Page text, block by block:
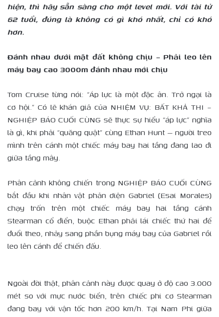
hiện, thì hãy sẵn sàng cho một level mới. Với tài tử
62 tuổi, đúng là không có gì khó nhất, chỉ có khó
hơn.
Đánh nhau dưới mặt đất không chịu – Phải leo lên
máy bay cao 3000m đánh nhau mới chịu
Tom Cruise từng nói: “Áp lực là một đặc ân. Trở ngại là
cơ hội.” Có lẽ khán giả của NHIỆM VỤ: BẤT KHẢ THI –
NGHIỆP BÁO CUỐI CÙNG sẽ thực sự hiểu “áp lực” nghĩa
là gì, khi phải “quăng quật” cùng Ethan Hunt — người treo
mình trên cánh một chiếc máy bay hai tầng đang lao đi
giữa tầng mây.
Phân cảnh không chiến trong NGHIỆP BÁO CUỐI CÙNG
bắt đầu khi nhân vật phản diện Gabriel (Esai Morales)
chạy trốn trên một chiếc máy bay hai tầng cánh
Stearman cổ điển, buộc Ethan phải lái chiếc thứ hai để
đuổi theo, nhảy sang phần bụng máy bay của Gabriel rồi
leo lên cánh để chiến đấu.
Ngoài đời thật, phân cảnh này được quay ở độ cao 3.000
mét so với mực nước biển, trên chiếc phi cơ Stearman
đang bay với vận tốc hơn 200 km/h. Tại Nam Phi giữa